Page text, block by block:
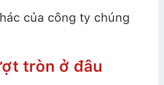
của công ty chúng
tròn ở đâu